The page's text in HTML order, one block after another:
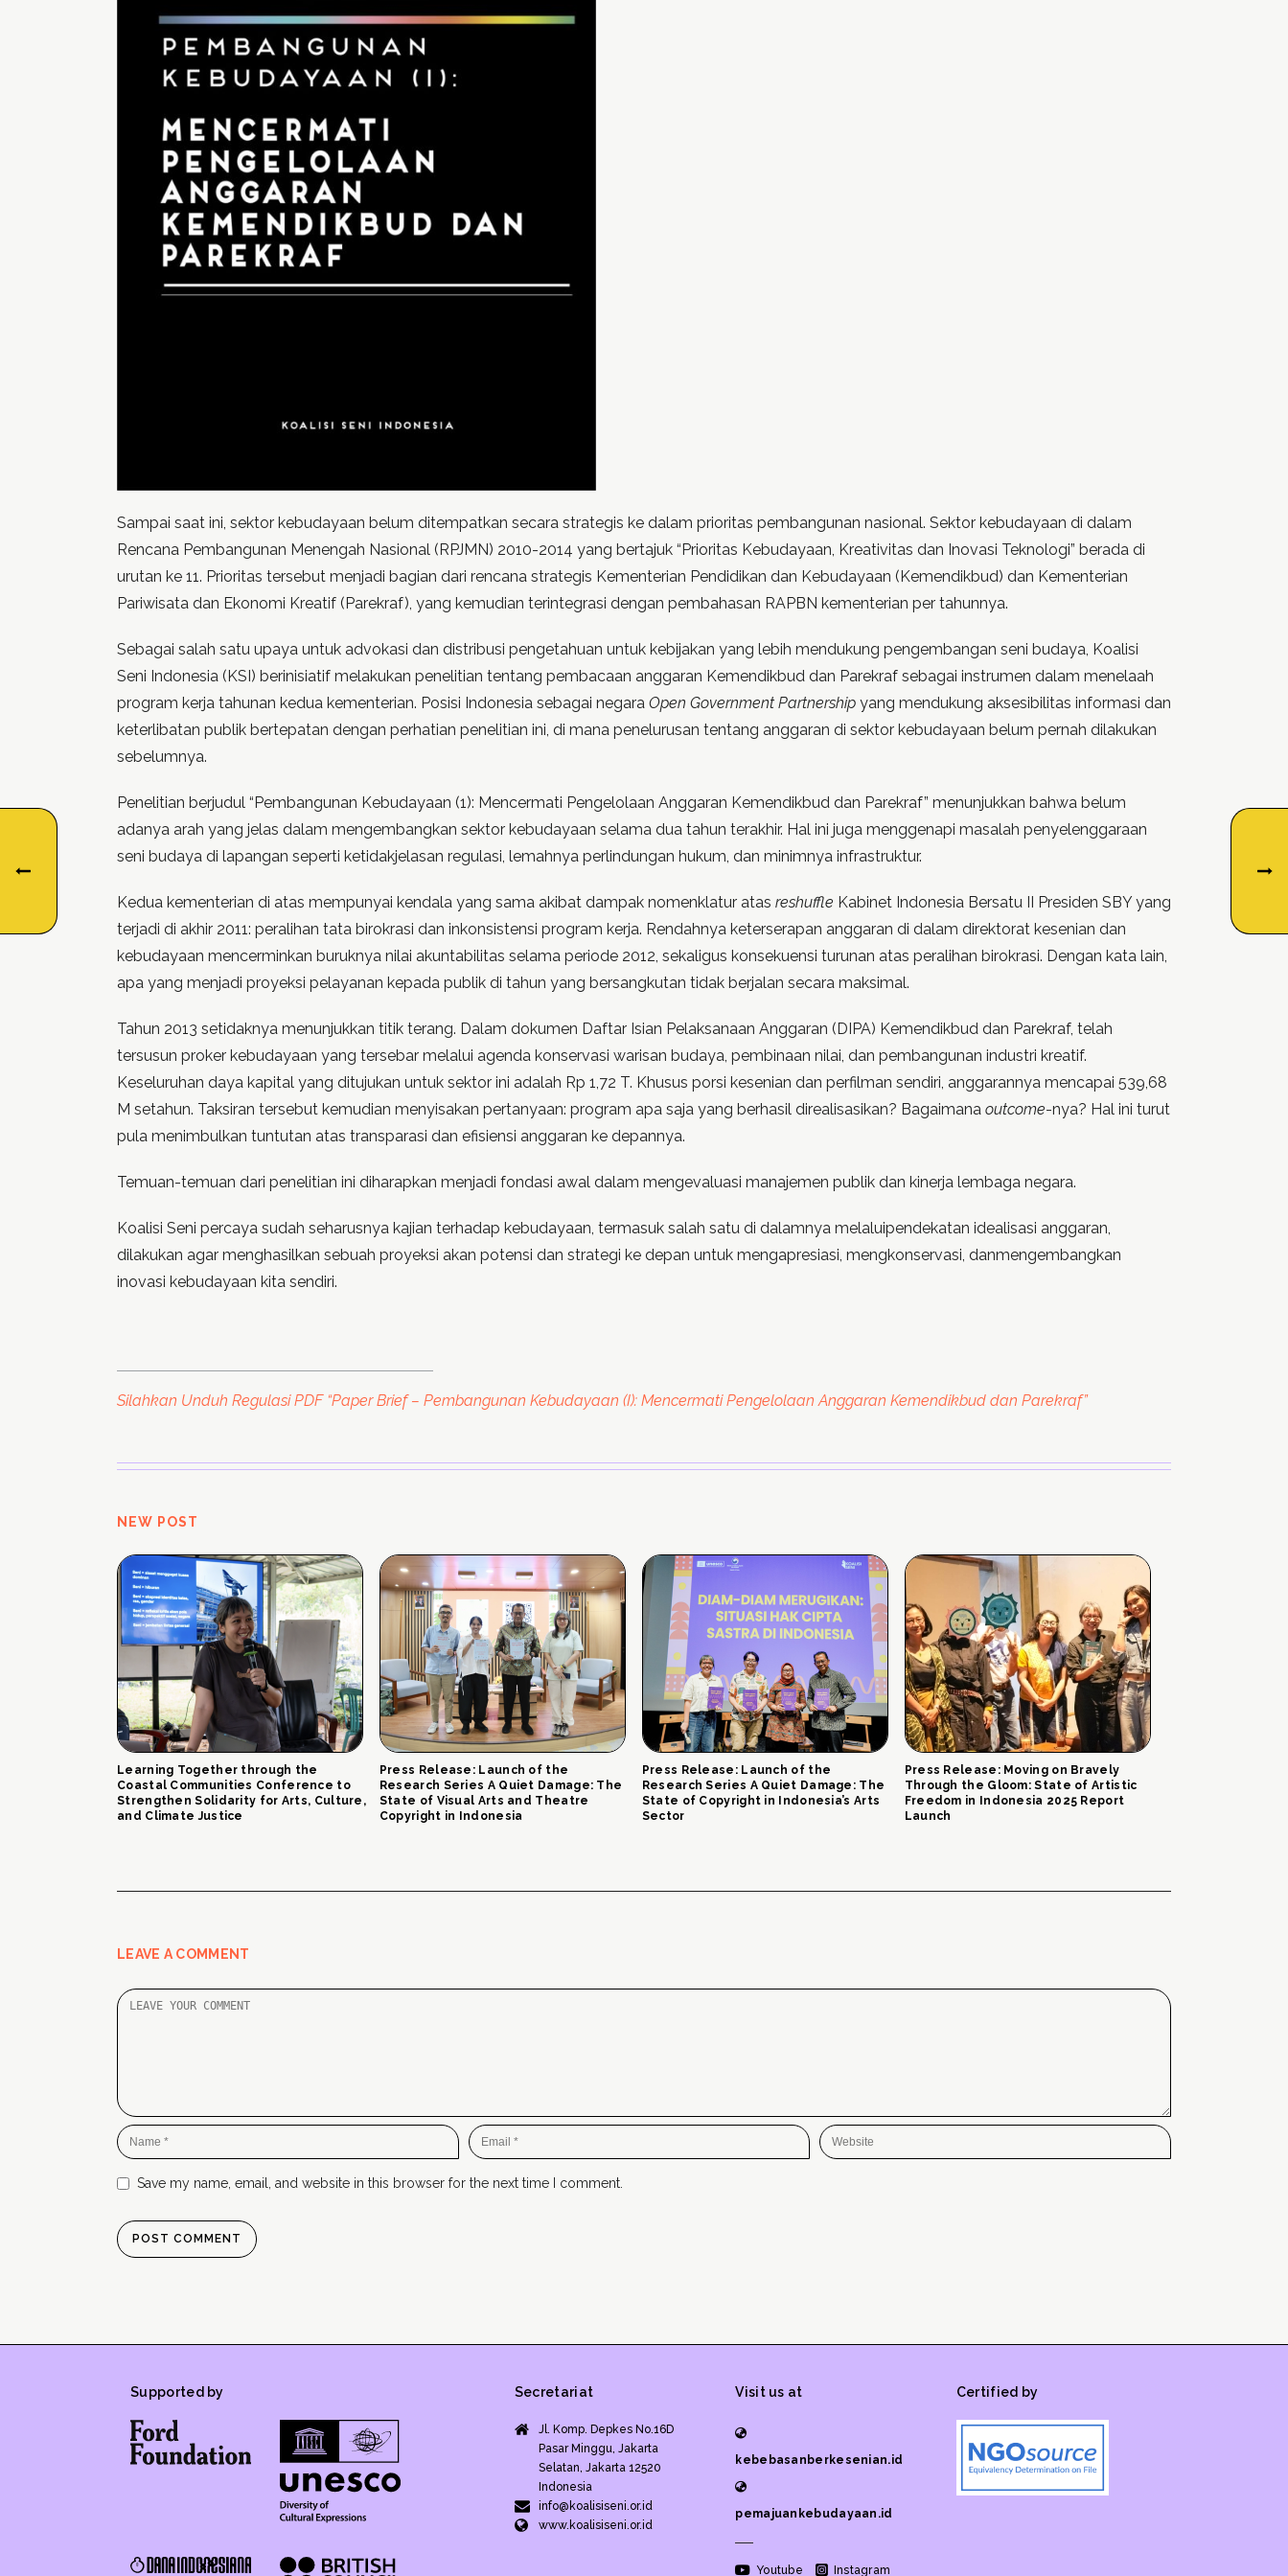
Sampai saat ini, sektor kebudayaan belum ditempatkan secara strategis ke dalam prioritas pembangunan nasional. Sektor kebudayaan di dalam
Rencana Pembangunan Menengah Nasional (RPJMN) 2010-2014 yang bertajuk “Prioritas Kebudayaan, Kreativitas dan Inovasi Teknologi” berada di
urutan ke 11. Prioritas tersebut menjadi bagian dari rencana strategis Kementerian Pendidikan dan Kebudayaan (Kemendikbud) dan Kementerian
Pariwisata dan Ekonomi Kreatif (Parekraf), yang kemudian terintegrasi dengan pembahasan RAPBN kementerian per tahunnya.
Sebagai salah satu upaya untuk advokasi dan distribusi pengetahuan untuk kebijakan yang lebih mendukung pengembangan seni budaya, Koalisi
Seni Indonesia (KSI) berinisiatif melakukan penelitian tentang pembacaan anggaran Kemendikbud dan Parekraf sebagai instrumen dalam menelaah
program kerja tahunan kedua kementerian. Posisi Indonesia sebagai negara Open Government Partnership yang mendukung aksesibilitas informasi dan
keterlibatan publik bertepatan dengan perhatian penelitian ini, di mana penelurusan tentang anggaran di sektor kebudayaan belum pernah dilakukan
sebelumnya.
Penelitian berjudul “Pembangunan Kebudayaan (1): Mencermati Pengelolaan Anggaran Kemendikbud dan Parekraf” menunjukkan bahwa belum
adanya arah yang jelas dalam mengembangkan sektor kebudayaan selama dua tahun terakhir. Hal ini juga menggenapi masalah penyelenggaraan
seni budaya di lapangan seperti ketidakjelasan regulasi, lemahnya perlindungan hukum, dan minimnya infrastruktur.
Kedua kementerian di atas mempunyai kendala yang sama akibat dampak nomenklatur atas reshuffle Kabinet Indonesia Bersatu II Presiden SBY yang
terjadi di akhir 2011: peralihan tata birokrasi dan inkonsistensi program kerja. Rendahnya keterserapan anggaran di dalam direktorat kesenian dan
kebudayaan mencerminkan buruknya nilai akuntabilitas selama periode 2012, sekaligus konsekuensi turunan atas peralihan birokrasi. Dengan kata lain,
apa yang menjadi proyeksi pelayanan kepada publik di tahun yang bersangkutan tidak berjalan secara maksimal.
Tahun 2013 setidaknya menunjukkan titik terang. Dalam dokumen Daftar Isian Pelaksanaan Anggaran (DIPA) Kemendikbud dan Parekraf, telah
tersusun proker kebudayaan yang tersebar melalui agenda konservasi warisan budaya, pembinaan nilai, dan pembangunan industri kreatif.
Keseluruhan daya kapital yang ditujukan untuk sektor ini adalah Rp 1,72 T. Khusus porsi kesenian dan perfilman sendiri, anggarannya mencapai 539,68
M setahun. Taksiran tersebut kemudian menyisakan pertanyaan: program apa saja yang berhasil direalisasikan? Bagaimana outcome-nya? Hal ini turut
pula menimbulkan tuntutan atas transparasi dan efisiensi anggaran ke depannya.
Temuan-temuan dari penelitian ini diharapkan menjadi fondasi awal dalam mengevaluasi manajemen publik dan kinerja lembaga negara.
Koalisi Seni percaya sudah seharusnya kajian terhadap kebudayaan, termasuk salah satu di dalamnya melaluipendekatan idealisasi anggaran,
dilakukan agar menghasilkan sebuah proyeksi akan potensi dan strategi ke depan untuk mengapresiasi, mengkonservasi, danmengembangkan
inovasi kebudayaan kita sendiri.
Silahkan Unduh Regulasi PDF “Paper Brief – Pembangunan Kebudayaan (I): Mencermati Pengelolaan Anggaran Kemendikbud dan Parekraf”
NEW POST
Learning Together through the
Coastal Communities Conference to
Strengthen Solidarity for Arts, Culture,
and Climate Justice
Press Release: Launch of the
Research Series A Quiet Damage: The
State of Visual Arts and Theatre
Copyright in Indonesia
Press Release: Launch of the
Research Series A Quiet Damage: The
State of Copyright in Indonesia’s Arts
Sector
Press Release: Moving on Bravely
Through the Gloom: State of Artistic
Freedom in Indonesia 2025 Report
Launch
LEAVE A COMMENT
Save my name, email, and website in this browser for the next time I comment.
Supported by Secretariat
Jl. Komp. Depkes No.16D
Pasar Minggu, Jakarta
Selatan, Jakarta 12520
Indonesia
info@koalisiseni.or.id
www.koalisiseni.or.id
Visit us at
kebebasanberkesenian.id
pemajuankebudayaan.id
Youtube Instagram
Certified by